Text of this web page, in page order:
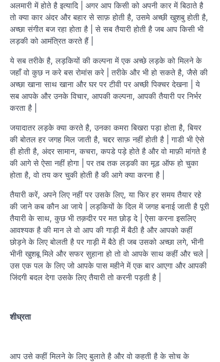
अलमारी में होते है इत्यादि | अगर आप किसी को अपनी कार में बिठाते है
तो क्या कार अंदर और बहार से साफ़ होती है, उसमे अच्छी खुशबु होती है,
अच्छा संगीत बज रहा होता है | से सब तैयारी होती है जब आप किसी भी
लड़की को आमंत्रित करते हैं |
ये सब तरीके है, लड़कियों की कल्पना में एक अच्छे लड़के को मिलने के
जहाँ वो कुछ न करे बस रोमांस करे | तरीके और भी हो सकते है, जैसे की
अच्छा खाना साथ खाना और घर पर टीवी पर अच्छी पिक्चर देखना | ये
सब आपके और उनके विचार, आपकी कल्पना, आपकी तैयारी पर निर्भर
करता है |
जयादातर लड़के क्या करते है, उनका कमरा बिखरा पड़ा होता है, बियर
की बोतल हर जगह मिल जाती है, चद्दर साफ़ नहीं होती है | गाडी भी ऐसे
ही होती है, अंदर सामान, कचरा, कपडे पड़े होते है और वो माफ़ी मांगते है
की आगे से ऐसा नहीं होगा | पर तब तक लड़की का मूड ऑफ हो चुका
होता है, वो तय कर चुकी होती है की आगे क्या करना है |
तैयारी करें, अपने लिए नहीं पर उसके लिए, या फिर हर समय तैयार रहे
की जाने कब कौन आ जाये | लड़कियों के दिल में जगह बनाई जाती है पूरी
तैयारी के साथ, कुछ भी तक़दीर पर मत छोड़ दे | ऐसा करना इसलिए
आवश्यक है की मान ले वो आप की गाड़ी में बैठी है और आपको कहीं
छोड़ने के लिए बोलती है पर गाड़ी में बैठे ही जब उसको अच्छा लगे, भीनी
भीनी खुशबू मिले और सफर सुहाना हो तो वो आपके साथ कहीं और चले |
उस एक पल के लिए जो आपके पास महीने में एक बार आएगा और आपकी
जिंदगी बदल देगा उसके लिए तैयारी तो करनी पड़ती है |
शीघ्रता
आप उसे कहीं मिलने के लिए बुलाते है और वो कहती है के सोच के